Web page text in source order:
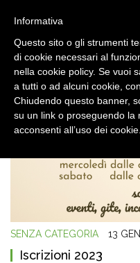
SENZA CATEGORIA 13
Iscrizioni 2023
Informativa
Questo sito o gli strumenti
di cookie necessari al
nella cookie policy. Se vuoi
a tutti o ad alcuni cookie,
Chiudendo questo banner,
su un link o proseguendo la
acconsenti all’uso dei cookie.